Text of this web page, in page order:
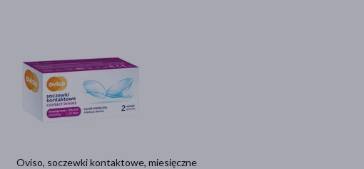
Oviso, soczewki kontaktowe, miesięczne